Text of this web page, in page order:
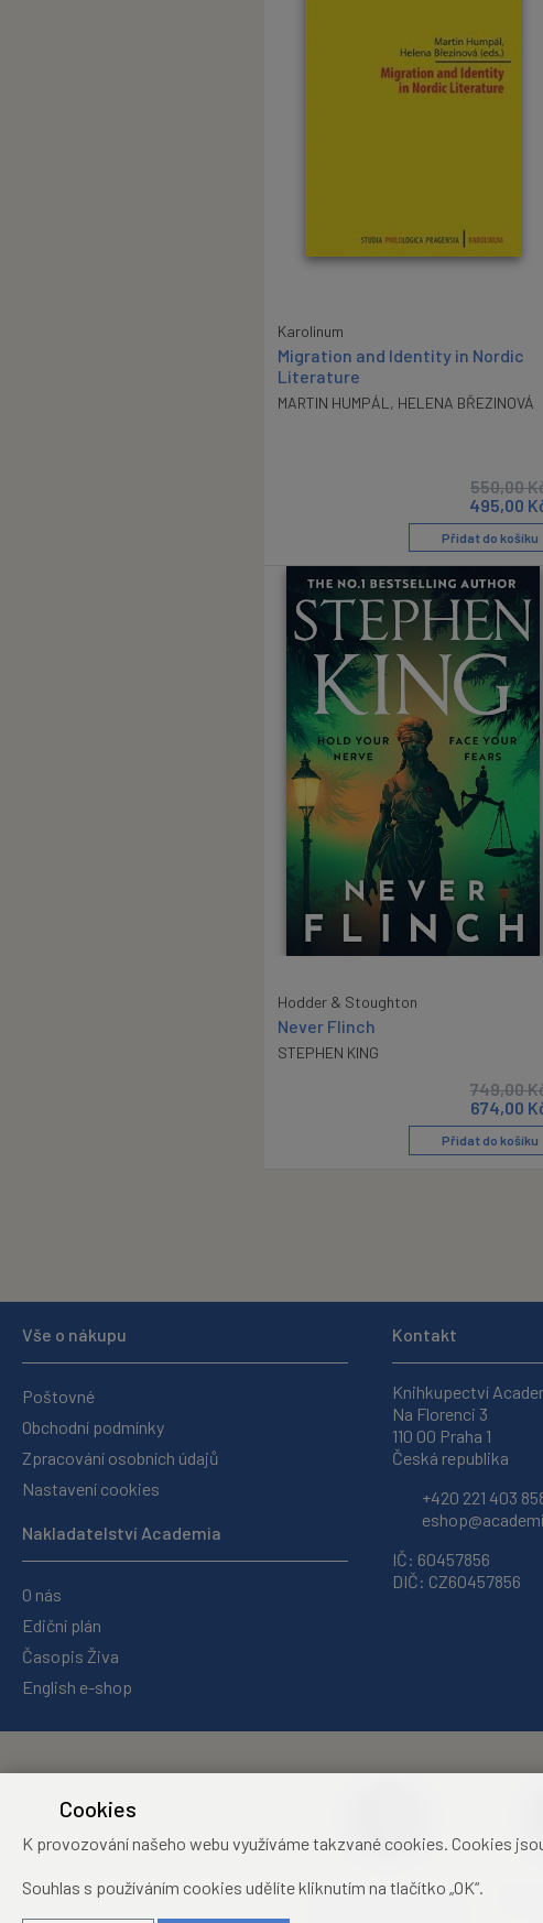
Karolinum
Migration and Identity in Nordic
Literature
MARTIN HUMPÁL , HELENA BŘEZINOVÁ
550,00
495,00
Přidat do košíku
Hodder & Stoughton
Never Flinch
STEPHEN KING
749,00
674,00
Přidat do košíku
Vše o nákupu
Poštovné
Obchodní podmínky
Zpracování osobních údajů
Nastavení cookies
Nakladatelství Academia
O nás
Ediční plán
Časopis Živa
English e-shop
Kontakt
Knihkupectví
Na Florenci 3
110 00 Praha 1
Česká republika
+420 221 403
IČ: 60457856
DIČ: CZ60457856
Středisko společných
Cookies
K provozování našeho webu využíváme takzvané cookies. Cookies
Souhlas s používáním cookies udělíte kliknutím na tlačítko „OK“.